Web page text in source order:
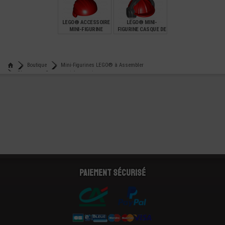
LEGO® ACCESSOIRE
MINI-FIGURINE
LEGO® MINI-
FIGURINE CASQUE DE
Boutique
Mini-Figurines LEGO® à Assembler
Chapeaux - Casques et Accessoires
Paiement sécurisé